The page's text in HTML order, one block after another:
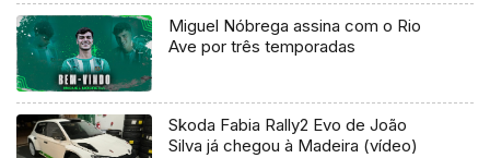
Miguel Nóbrega assina com o Rio
Ave por três temporadas
Skoda Fabia Rally2 Evo de João
Silva já chegou à Madeira (vídeo)